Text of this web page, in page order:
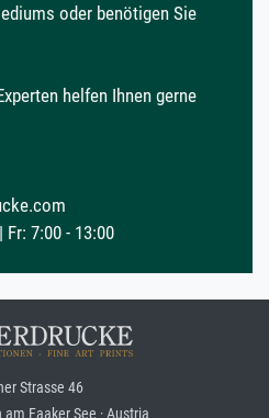
oder benötigen Sie
helfen Ihnen gerne
Fr: 7:00 - 13:00
Strasse 46
Faaker See · Austria